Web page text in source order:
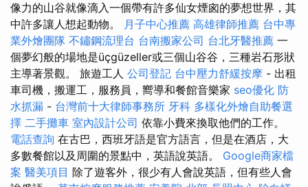
像力的山谷就像滴入一個帶有許多仙女煙囪的夢想世界，其
中許多讓人想起動物。 月子中心推薦 高雄律師推薦 台中專
業外燴團隊 不鏽鋼流理台 台南搬家公司 台北牙醫推薦 一
個夢幻般的場地是üçgüzeller或三個山谷谷，三種岩石形狀
主導著景觀。 旅遊工人 公司登記 台中壓力舒緩按摩 - 出租
車司機，搬運工，服務員，嚮導和餐館音樂家 seo優化 防
水抓漏 - 台灣前十大律師事務所 牙科 多樣化外燴自助餐選
擇 二手攤車 室內設計公司 依靠小費來換取他們的工作。
電話查詢 在古巴，西班牙語是官方語言，但是在酒店，大
多數餐館以及周圍的景點中，英語說英語。 Google商家檔
案 醫美項目 除了遊客外，很少有人會說英語，但有些人會